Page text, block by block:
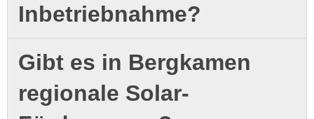
Inbetriebnahme?
Gibt es in Bergkamen
regionale Solar-